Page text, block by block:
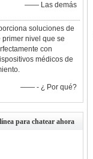
—— Las demás
soluciones de
primer nivel que se
con
médicos de
—— - ¿ Por qué?
para chatear ahora